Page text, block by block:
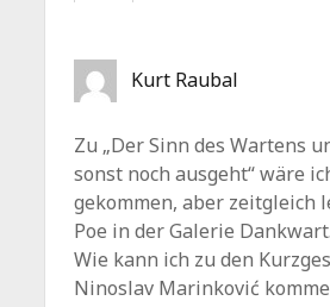
Kurt Raubal
Zu „Der Sinn des Wartens
sonst noch ausgeht“ wäre
gekommen, aber zeitgleich
Poe in der Galerie Dankwart.
Wie kann ich zu den
Ninoslav Marinković